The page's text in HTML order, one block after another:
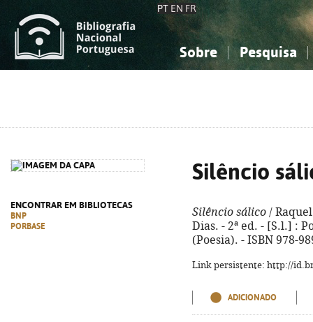
PT EN FR
Sobre Pesquisa
ENCONTRAR EM BIBLIOTECAS
BNP
PORBASE
Silêncio
Silêncio sálico /
Dias. - 2ª ed. - [S.l.] :
(Poesia). - ISBN 978-
Link persistente: http://
ADICIONADO